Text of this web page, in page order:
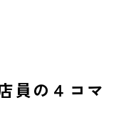
員の４コマ